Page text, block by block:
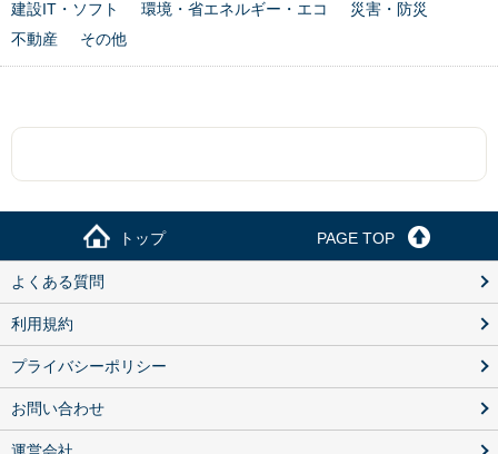
建設IT・ソフト
環境・省エネルギー・エコ
災害・防災
不動産
その他
トップ PAGE TOP
よくある質問
利用規約
プライバシーポリシー
お問い合わせ
運営会社